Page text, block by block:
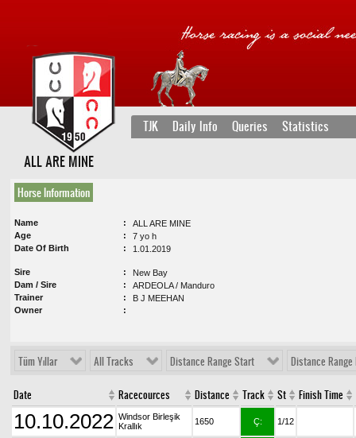
TJK Daily Info Queries Statistics
ALL ARE MINE
Horse Information
Name
ALL ARE MINE
Age
7 yo h
Date Of Birth
1.01.2019
Sire
New Bay
Dam / Sire
ARDEOLA / Manduro
Trainer
B J MEEHAN
Owner
Tüm Yıllar All Tracks Distance Range Start Distance Range
Date Racecources Distance Track St Finish Time
10.10.2022 Windsor Birleşik
Krallık
1650 Ç: 1/12